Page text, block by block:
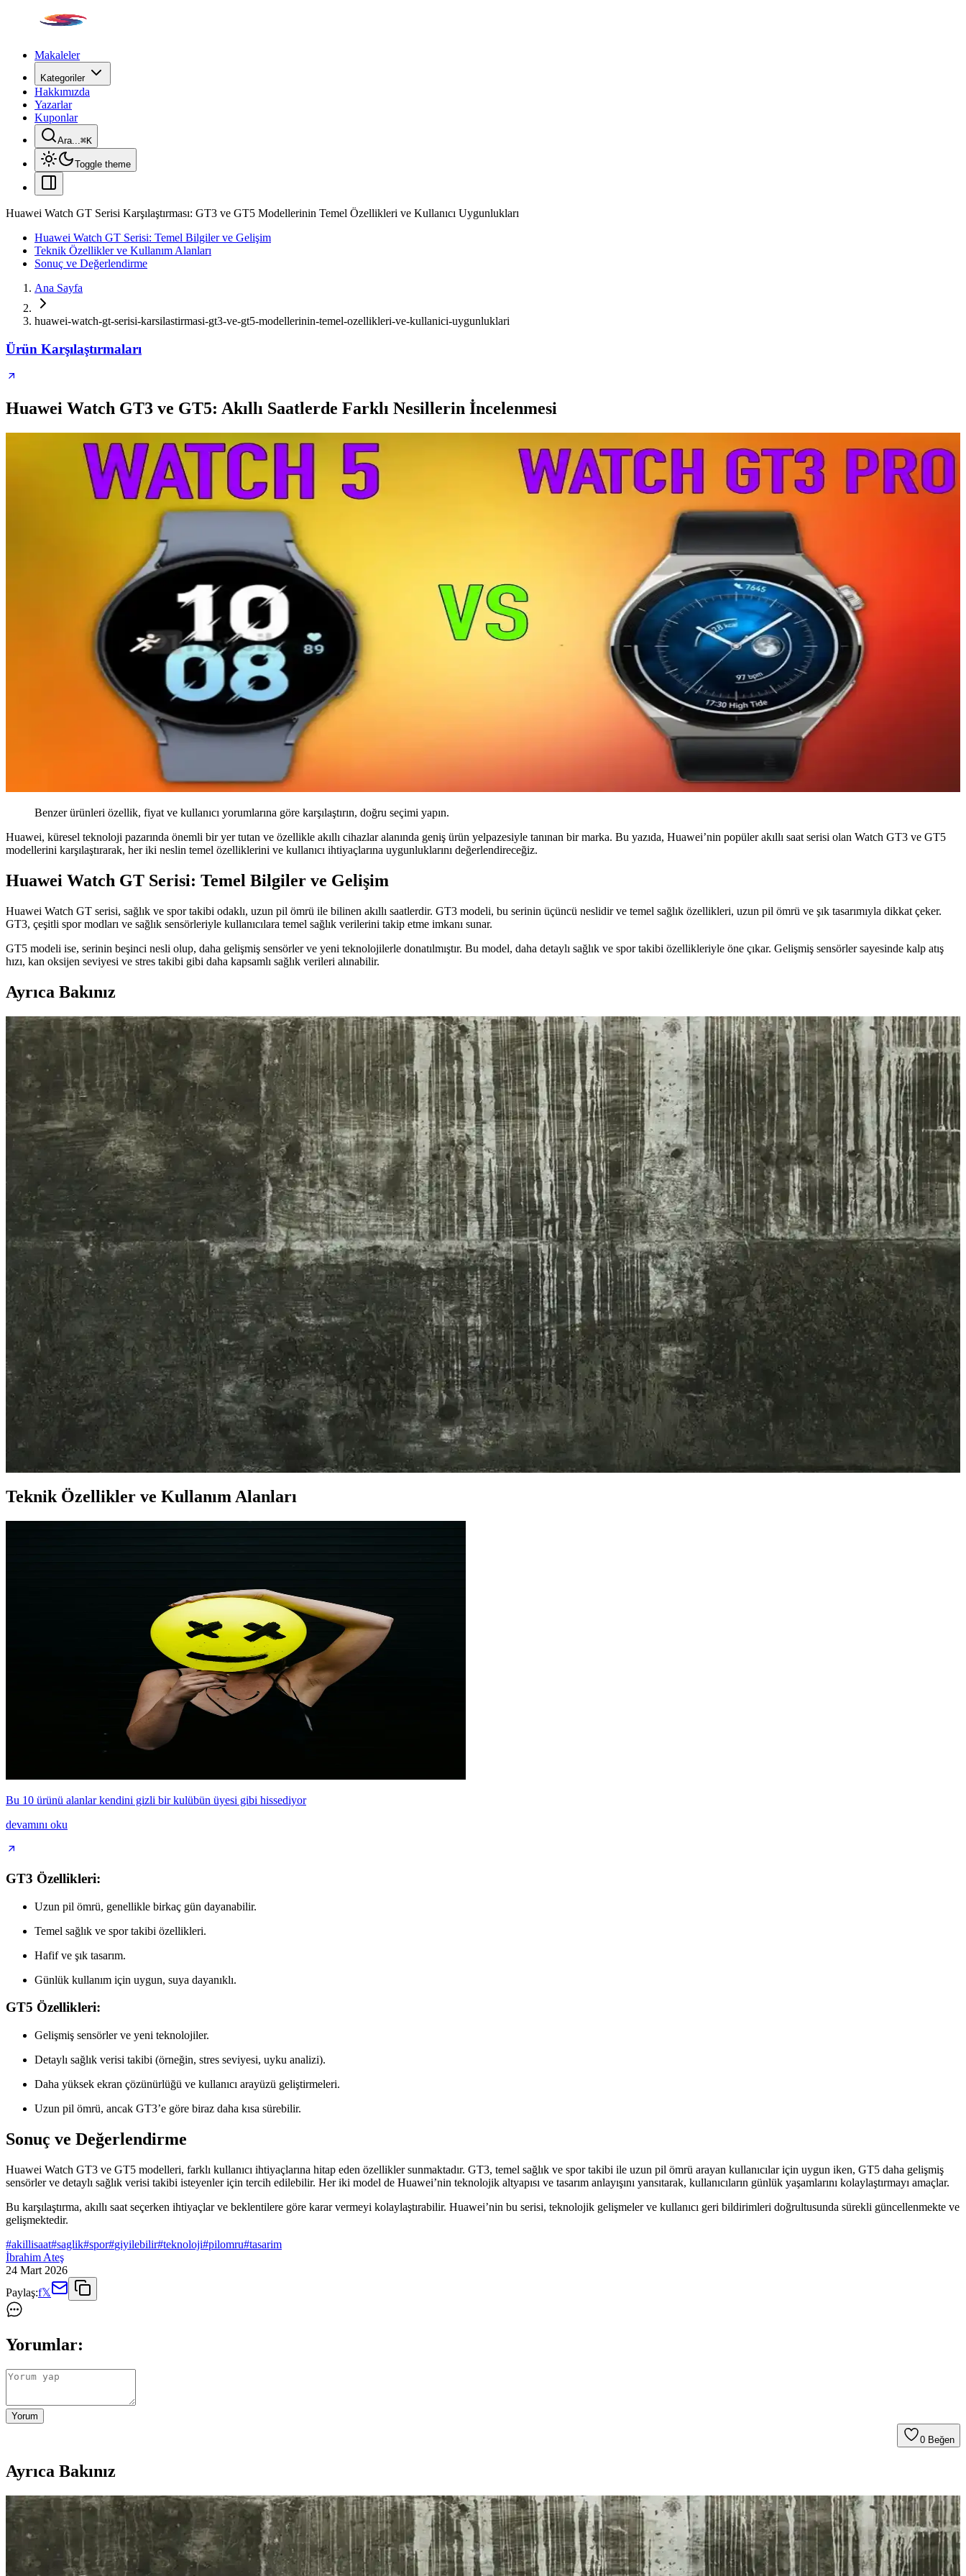
Makaleler
Kategoriler
Hakkımızda
Yazarlar
Kuponlar
Ara...⌘K
Toggle theme
Huawei Watch GT Serisi Karşılaştırması: GT3 ve GT5 Modellerinin Temel Özellikleri ve Kullanıcı Uygunlukları
Huawei Watch GT Serisi: Temel Bilgiler ve Gelişim
Teknik Özellikler ve Kullanım Alanları
Sonuç ve Değerlendirme
Ana Sayfa
huawei-watch-gt-serisi-karsilastirmasi-gt3-ve-gt5-modellerinin-temel-ozellikleri-ve-kullanici-uygunluklari
Ürün Karşılaştırmaları
Huawei Watch GT3 ve GT5: Akıllı Saatlerde Farklı Nesillerin İncelenmesi
Benzer ürünleri özellik, fiyat ve kullanıcı yorumlarına göre karşılaştırın, doğru seçimi yapın.
Huawei, küresel teknoloji pazarında önemli bir yer tutan ve özellikle akıllı cihazlar alanında geniş ürün yelpazesiyle tanınan bir marka. Bu yazıda, Huawei’nin popüler akıllı saat serisi olan Watch GT3 ve GT5
modellerini karşılaştırarak, her iki neslin temel özelliklerini ve kullanıcı ihtiyaçlarına uygunluklarını değerlendireceğiz.
Huawei Watch GT Serisi: Temel Bilgiler ve Gelişim
Huawei Watch GT serisi, sağlık ve spor takibi odaklı, uzun pil ömrü ile bilinen akıllı saatlerdir. GT3 modeli, bu serinin üçüncü neslidir ve temel sağlık özellikleri, uzun pil ömrü ve şık tasarımıyla dikkat çeker.
GT3, çeşitli spor modları ve sağlık sensörleriyle kullanıcılara temel sağlık verilerini takip etme imkanı sunar.
GT5 modeli ise, serinin beşinci nesli olup, daha gelişmiş sensörler ve yeni teknolojilerle donatılmıştır. Bu model, daha detaylı sağlık ve spor takibi özellikleriyle öne çıkar. Gelişmiş sensörler sayesinde kalp atış
hızı, kan oksijen seviyesi ve stres takibi gibi daha kapsamlı sağlık verileri alınabilir.
Ayrıca Bakınız
Samsung Galaxy Watch 7 Uyumlu Silikon Kayışın Özellikleri ve Kullanıcı Yorumları
Samsung Galaxy Watch 7 uyumlu silikon kayış, dayanıklı malzeme ve pratik tasarımıyla spor ve günlük kullanım için ideal. Renk seçenekleri ve kolay takma özellikleriyle öne çıkar.
Huawei Watch Buds: Çok Fonksiyonlu Akıllı Saat ve Kablosuz Kulaklık Kombinasyonu
Huawei Watch Buds, akıllı saat ve kablosuz kulaklık özelliklerini bir araya getirerek dayanıklı ve çok fonksiyonlu bir cihaz sunuyor. Sağlık takibi ve uzun pil ömrüyle öne çıkıyor.
Huawei Watch GT Serisi Karşılaştırması: GT3 ve GT5 Modellerinin Temel Özellikleri ve Kullanıcı Uygunlukları
Huawei'nin popüler akıllı saat serisi GT3 ve GT5 modellerinin temel özellikleri, gelişmiş sensörleri ve kullanıcı ihtiyaçlarına uygunlukları detaylı şekilde karşılaştırıldı.
Xiaomi'nin Güncel Ürün Yelpazesi ve Teknolojik Özellikleri Analizi
Xiaomi, uygun fiyatlı yüksek performanslı akıllı telefonlar ve gadget ürünleriyle öne çıkıyor. Marka, yenilikçi tasarımlar ve gelişmiş özelliklerle kullanıcı memnuniyetini artırmayı hedefliyor.
Huawei Watch GT4 46mm Kahverengi Akıllı Saat: Şık Tasarım ve Gelişmiş Özellikler
Huawei Watch GT4 46mm kahverengi, şık tasarımı ve gelişmiş sağlık özellikleriyle günlük kullanım ve spor aktivitelerine uygun, uzun pil ömrü sunan akıllı saat.
Huawei Watch Kurulumu ve İlk Kullanım Rehberi: Adım Adım Kurulum Süreci ve İpuçları
Huawei Watch kurulumu için uygulama indirme, cihaz eşleştirme ve güncellemeleri içerir. Doğru adımlar takip edilirse, performans artar ve sorunlar azalır.
Huawei Watch GT 5'in Harita ve Navigasyon Özellikleri Üzerine Güncel Değerlendirme
Huawei Watch GT 5, sağlık ve spor odaklı olsa da, detaylı harita veya navigasyon özellikleri sınırlı olup, GPS desteğiyle temel konum takibi sağlar.
Akıllı Saatler ve Güncel Teknoloji Trendleri: Sağlık ve Yaşam Kalitesini Artıran Cihazlar
Akıllı saatler, sağlık, iletişim ve günlük yaşamda vazgeçilmez hale gelirken, gelişmiş özellikleri ve trendleriyle yaşam kalitemizi artırıyor.
Teknik Özellikler ve Kullanım Alanları
Bu 10 ürünü alanlar kendini gizli bir kulübün üyesi gibi hissediyor
devamını oku
GT3 Özellikleri:
Uzun pil ömrü, genellikle birkaç gün dayanabilir.
Temel sağlık ve spor takibi özellikleri.
Hafif ve şık tasarım.
Günlük kullanım için uygun, suya dayanıklı.
GT5 Özellikleri:
Gelişmiş sensörler ve yeni teknolojiler.
Detaylı sağlık verisi takibi (örneğin, stres seviyesi, uyku analizi).
Daha yüksek ekran çözünürlüğü ve kullanıcı arayüzü geliştirmeleri.
Uzun pil ömrü, ancak GT3’e göre biraz daha kısa sürebilir.
Sonuç ve Değerlendirme
Huawei Watch GT3 ve GT5 modelleri, farklı kullanıcı ihtiyaçlarına hitap eden özellikler sunmaktadır. GT3, temel sağlık ve spor takibi ile uzun pil ömrü arayan kullanıcılar için uygun iken, GT5 daha gelişmiş
sensörler ve detaylı sağlık verisi takibi isteyenler için tercih edilebilir. Her iki model de Huawei’nin teknolojik altyapısı ve tasarım anlayışını yansıtarak, kullanıcıların günlük yaşamlarını kolaylaştırmayı amaçlar.
Bu karşılaştırma, akıllı saat seçerken ihtiyaçlar ve beklentilere göre karar vermeyi kolaylaştırabilir. Huawei’nin bu serisi, teknolojik gelişmeler ve kullanıcı geri bildirimleri doğrultusunda sürekli güncellenmekte ve
gelişmektedir.
#akillisaat#saglik#spor#giyilebilir#teknoloji#pilomru#tasarim
İbrahim Ateş
24 Mart 2026
Paylaş:f𝕏
Yorumlar:
Yorum
0 Beğen
Ayrıca Bakınız
Samsung Galaxy Watch 7 Uyumlu Silikon Kayışın Özellikleri ve Kullanıcı Yorumları
Samsung Galaxy Watch 7 uyumlu silikon kayış, dayanıklı malzeme ve pratik tasarımıyla spor ve günlük kullanım için ideal. Renk seçenekleri ve kolay takma özellikleriyle öne çıkar.
Huawei Watch Buds: Çok Fonksiyonlu Akıllı Saat ve Kablosuz Kulaklık Kombinasyonu